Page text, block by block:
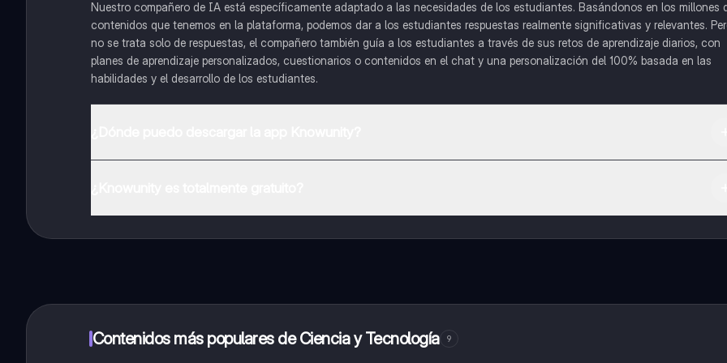
Nuestro compañero de IA está específicamente adaptado a las necesidades de los estudiantes. Basándonos en los millones
contenidos que tenemos en la plataforma, podemos dar a los estudiantes respuestas realmente significativas y relevantes.
no se trata solo de respuestas, el compañero también guía a los estudiantes a través de sus retos de aprendizaje diarios, con
planes de aprendizaje personalizados, cuestionarios o contenidos en el chat y una personalización del 100% basada en las
habilidades y el desarrollo de los estudiantes.
inmeditamente. Puedes ganar dinero utilizando la aplicación, que te permitirá acceder a determinadas funciones.
Contenidos más populares de Ciencia y Tecnología 9